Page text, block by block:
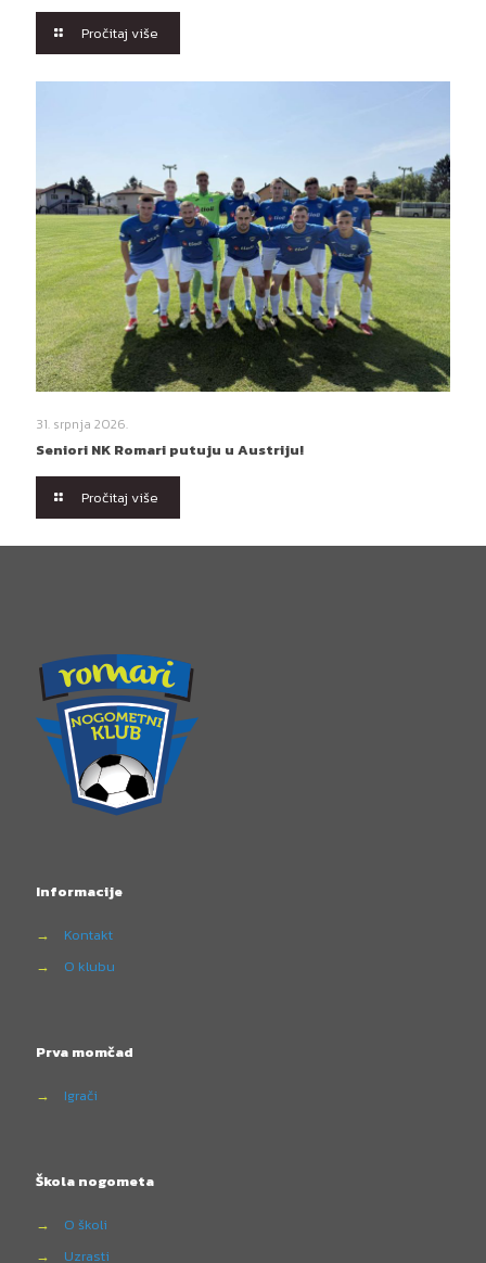
Pročitaj više
31. srpnja 2026.
Seniori NK Romari putuju u Austriju!
Pročitaj više
Informacije
→
Kontakt
→
O klubu
Prva momčad
→ Igrači
Škola nogometa
→
O školi
→
Uzrasti